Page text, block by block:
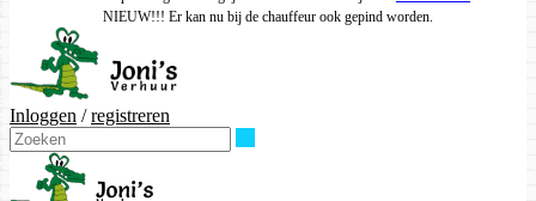
NIEUW!!! Er kan nu bij de chauffeur ook gepind worden.
Inloggen /registreren